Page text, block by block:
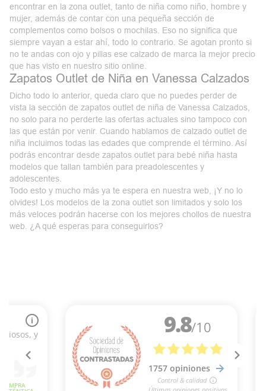
encontrar en la zona outlet, tanto de niña como niño, hombre y
mujer, además de contar con una pequeña sección de
complementos como bolsos o mochilas. Eso no significa que
siempre vayan a estar ahí, todo lo contrario. Se agotan pronto si
no te andas con ojo y pillas ese calzado de marca la mejor precio
que has visto en nuestro sitio online
Zapatos Outlet de Niña en Vanessa Calzados
Dicho todo lo anterior, queda claro que no puedes perder de
vista la sección de zapatos outlet de niña de Vanessa Calzados,
no solo para no perderte las ofertas actuales sino tampoco con
las que están por venir. Cuando hablamos de calzado outlet de
niña incluimos todas las edades que comprende el término. Así
podrás encontrar desdezapatos outlet para bebé niña hasta
modelos que tallan también para preadolescentes y
adolescentes.
Todo esto y mucho más ya te espera en nuestra web, ¡Y no lo
olvides! Los modelos de la zona outlet son limitados y solo los
más veloces podrán hacerse con los mejoreschollos de nuestra
web. ¿A qué esperas para conseguirlos?